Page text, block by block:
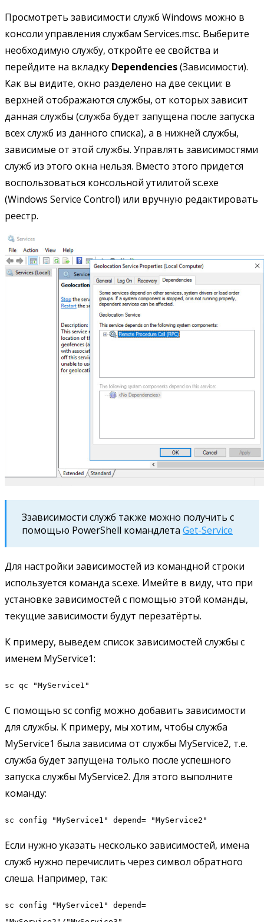
Просмотреть зависимости служб Windows можно в
консоли управления службам Services.msc. Выберите
необходимую службу, откройте ее свойства и
перейдите на вкладку Dependencies(Зависимости).
Как вы видите, окно разделено на две секции: в
верхней отображаются службы, от которых зависит
данная службы (служба будет запущена после запуска
всех служб из данного списка), а в нижней службы,
зависимые от этой службы. Управлять зависимостями
служб из этого окна нельзя. Вместо этого придется
воспользоваться консольной утилитой sc.exe
(Windows Service Control) или вручную редактировать
реестр.
Ззависимости служб также можно получить с
помощью PowerShell командлета Get-Service
Для настройки зависимостей из командной строки
используется команда sc.exe. Имейте в виду, что при
установке зависимостей с помощью этой команды,
текущие зависимости будут перезатёрты.
К примеру, выведем список зависимостей службы с
именем MyService1:
sc qc "MyService1"
С помощью sc config можно добавить зависимости
для службы. К примеру, мы хотим, чтобы служба
MyService1 была зависима от службы MyService2, т.е.
служба будет запущена только после успешного
запуска службы MyService2. Для этого выполните
команду:
sc config "MyService1" depend= "MyService2"
Если нужно указать несколько зависимостей, имена
служб нужно перечислить через символ обратного
слеша. Например, так:
sc config "MyService1" depend=